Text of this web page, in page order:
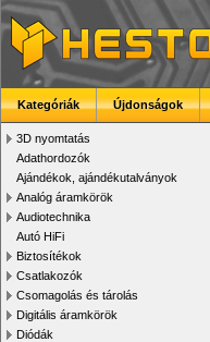
Kategóriák Újdonságok
3D nyomtatás
Adathordozók
Ajándékok, ajándékutalványok
Analóg áramkörök
Audiotechnika
Autó HiFi
Biztosítékok
Csatlakozók
Csomagolás és tárolás
Digitális áramkörök
Diódák